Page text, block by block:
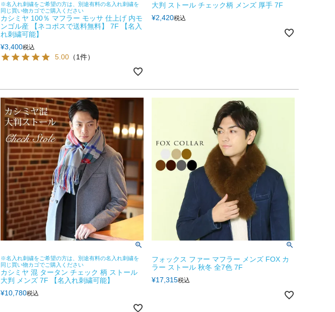
※名入れ刺繍をご希望の方は、別途有料の名入れ刺繍を
同じ買い物カゴでご購入ください
カシミヤ 100％ マフラー モッサ 仕上げ 内モ
ンゴル産 【ネコポスで送料無料】 7F 【名入
れ刺繍可能】
¥3,400税込
5.00 （1件）
大判 ストール チェック柄 メンズ 厚手 7F
¥2,420税込
※名入れ刺繍をご希望の方は、別途有料の名入れ刺繍を
同じ買い物カゴでご購入ください
カシミヤ 混 タータン チェック 柄 ストール
大判 メンズ 7F 【名入れ刺繍可能】
¥10,780税込
フォックス ファー マフラー メンズ FOX カ
ラー ストール 秋冬 全7色 7F
¥17,315税込